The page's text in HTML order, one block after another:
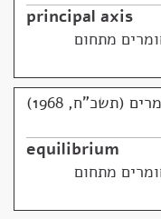
principal axis
מתחום
(תשכ"ח, 1968)
equilibrium
מתחום